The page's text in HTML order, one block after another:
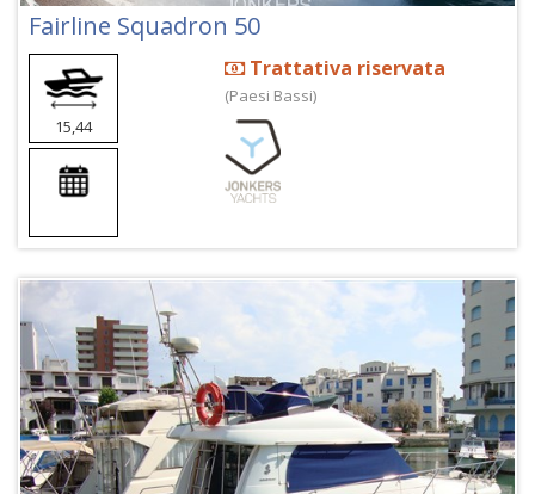
Fairline Squadron 50
15,44
Trattativa riservata
(Paesi Bassi)